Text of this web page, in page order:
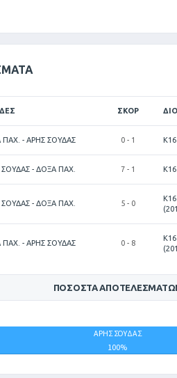
ΣΚΟΡ
ΠΑΧ. - ΑΡΗΣ ΣΟΥΔΑΣ 0 - 1 Κ16
- ΔΟΞΑ ΠΑΧ. 7 - 1 Κ16
- ΔΟΞΑ ΠΑΧ. 5 - 0
ΠΑΧ. - ΑΡΗΣ ΣΟΥΔΑΣ 0 - 8
ΠΟΣΟΣΤΆ
ΑΡΗΣ ΣΟΥΔΑΣ
100%